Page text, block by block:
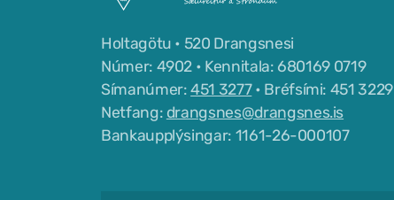
Holtagötu • 520 Drangsnesi
Númer: 4902 • Kennitala: 680169 0719
Símanúmer:451 3277• Bréfsími: 451 3229
Netfang: drangsnes@drangsnes.is
Bankaupplýsingar: 1161-26-000107